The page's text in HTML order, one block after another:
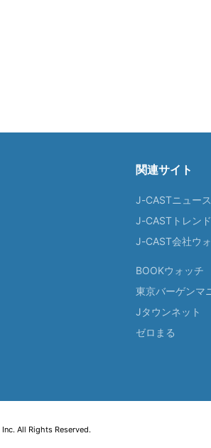
関連サイト
J-CASTニュース
J-CASTトレンド
J-CAST会社ウ
BOOKウォッチ
東京バーゲンマ
Jタウンネット
ゼロまる
All Rights Reserved.